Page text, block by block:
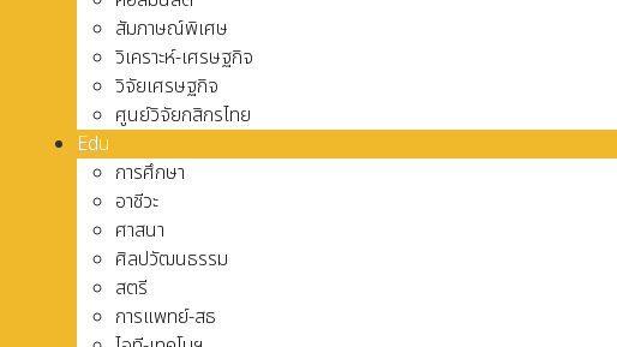
สัมภาษณ์พิเศษ
วิเคราะห์-เศรษฐกิจ
วิจัยเศรษฐกิจ
ศูนย์วิจัยกสิกรไทย
Edu
การศึกษา
อาชีวะ
ศาสนา
ศิลปวัฒนธรรม
สตรี
การแพทย์-สธ